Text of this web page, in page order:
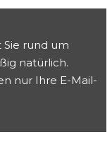
Sie rund um
natürlich.
nur Ihre E-Mail-